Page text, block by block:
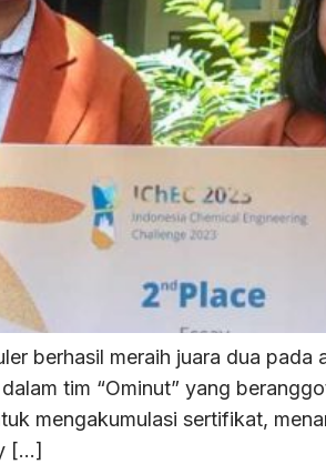
berhasil meraih juara dua pada
tim “Ominut” yang
mengakumulasi sertifikat,
[…]